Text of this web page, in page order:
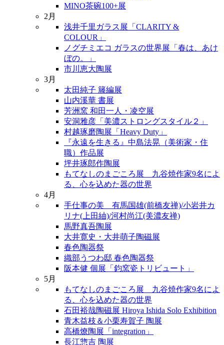
MINO茶碗100+展
2月
浅井千里ガラス展「CLARITY &
COLOUR」
ノグチミエコ ガラスの世界展「春は、あけ
ぼの。」
市川恵大陶展
3月
太田純子 籐編展
山内溪華 書展
芳洲窯 和田一人・凌空展
安洞雅彦「美濃ストロングスタイル２」
村越琢磨陶展「Heavy Duty」
『永遠を生きる』中島法晃（美術家・住
職）作品展
坪井琢郎作陶展
もてなしのまごころ展 九谷焼作家9名によ
る、心を込めた器の世界
4月
手仕事の美 有馬国雄(前橋友禅)/小岩井カ
リナ(上田紬)/河村尚江(美濃友禅)
馬野真吾陶展
大井寛史・大井萌子陶磁展
春色陶器祭
織部うつわ邸 春色陶器祭
阪本健 個展「鈞窯瓷トリビュート」
5月
もてなしのまごころ展 九谷焼作家9名によ
る、心を込めた器の世界
石田裕哉陶磁展 Hiroya Ishida Solo Exhibition
青木益枝＆小栗寿賀子 陶展
高橋燎陶展「integration」
長江惣吉 陶展